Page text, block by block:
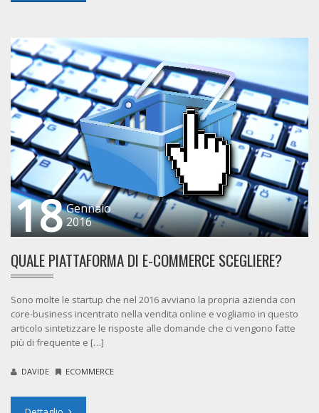
18 Gennaio
2016
QUALE PIATTAFORMA DI E-COMMERCE SCEGLIERE?
Sono molte le startup che nel 2016 avviano la propria azienda con
core-business incentrato nella vendita online e vogliamo in questo
articolo sintetizzare le risposte alle domande che ci vengono fatte
più di frequente e […]
DAVIDE ECOMMERCE